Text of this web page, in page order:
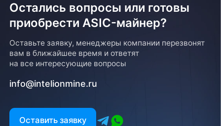
Для того, чтобы оформить возврат товара, клиенту
необходимо связаться с менеджером, который
в соответствии с регламентом Компании после
Есть вопрос?
Остались вопросы или готовы
приобрести ASIC-майнер?
Оставьте заявку, менеджеры компании перезвонят
вам в ближайшее время и ответят
на все интересующие вопросы
info@intelionmine.ru
Оставить заявку